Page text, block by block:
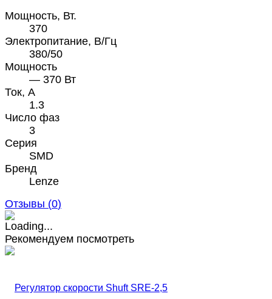
Мощность, Вт.
370
Электропитание, В/Гц
380/50
Мощность
— 370 Вт
Ток, А
1.3
Число фаз
3
Серия
SMD
Бренд
Lenze
Отзывы (0)
Рекомендуем посмотреть